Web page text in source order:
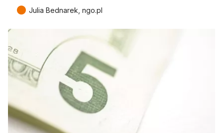
● Julia Bednarek, ngo.pl